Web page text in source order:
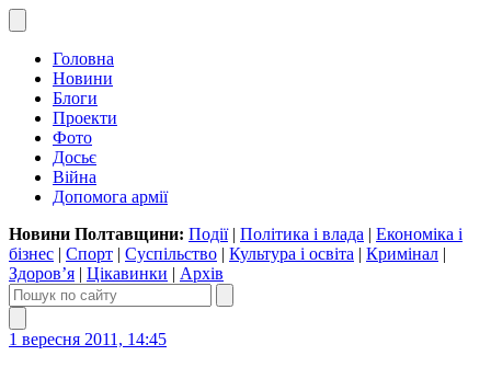
Головна
Новини
Блоги
Проекти
Фото
Досьє
Війна
Допомога армії
Новини Полтавщини: Події| Політика і влада | Економіка і
бізнес | Спорт | Суспільство | Культура і освіта | Кримінал |
Здоров’я | Цікавинки | Архів
1 вересня 2011, 14:45